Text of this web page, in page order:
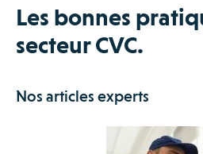
Les bonnes
secteur CVC.
Nos articles experts